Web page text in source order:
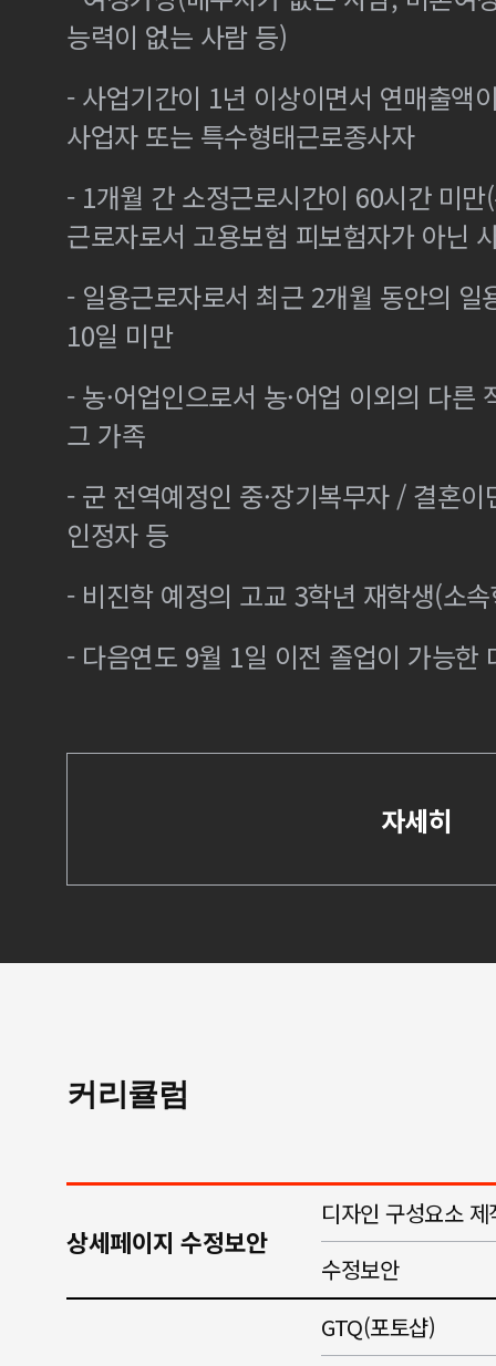
능력이 없는 사람 등)
- 사업기간이 1년 이상이면서 연매출액
사업자 또는 특수형태근로종사자
- 1개월 간 소정근로시간이 60시간 미
근로자로서 고용보험 피보험자가 아닌
- 일용근로자로서 최근 2개월 동안의 일
10일 미만
- 농·어업인으로서 농·어업 이외의 다른
그 가족
- 군 전역예정인 중·장기복무자 / 결혼
인정자 등
- 비진학 예정의 고교 3학년 재학생(소
- 다음연도 9월 1일 이전 졸업이 가능한
자세히
커리큘럼
상세페이지 수정보안
디자인 구성요소 제
수정보안
GTQ(포토샵)